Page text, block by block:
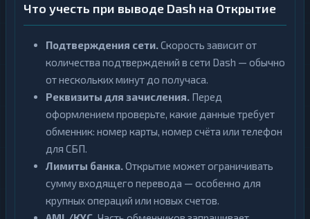
Что учесть при выводе Dash на Открытие
Подтверждения сети.Скорость зависит от
количества подтверждений в сети Dash — обычно
от нескольких минут до получаса.
Реквизиты для зачисления. Перед
оформлением проверьте, какие данные требует
обменник: номер карты, номер счёта или телефон
для СБП.
Лимиты банка.Открытие может ограничивать
сумму входящего перевода — особенно для
крупных операций или новых счетов.